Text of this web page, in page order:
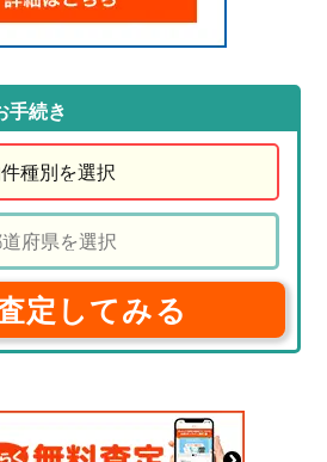
手続き
定してみる